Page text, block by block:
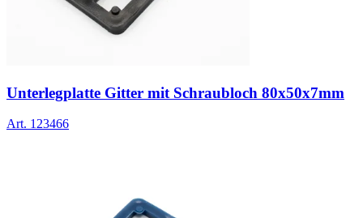
Unterlegplatte Gitter mit Schraubloch 80x50x7mm
Art. 123466